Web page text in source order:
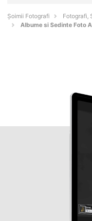
Șoimii Fotografi
Fotografi,
Albume si Sedinte Foto